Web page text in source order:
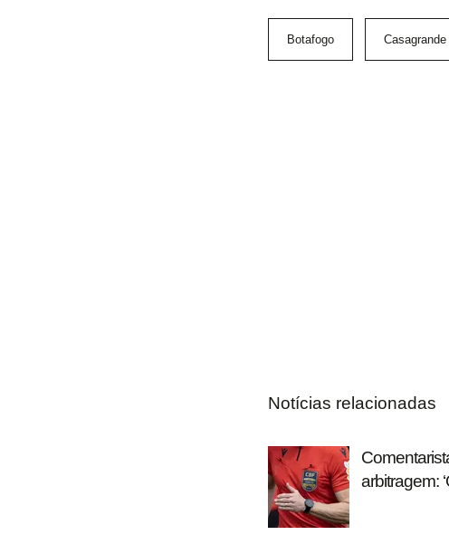
Botafogo Casagrande
Notícias relacionadas
arbitragem: